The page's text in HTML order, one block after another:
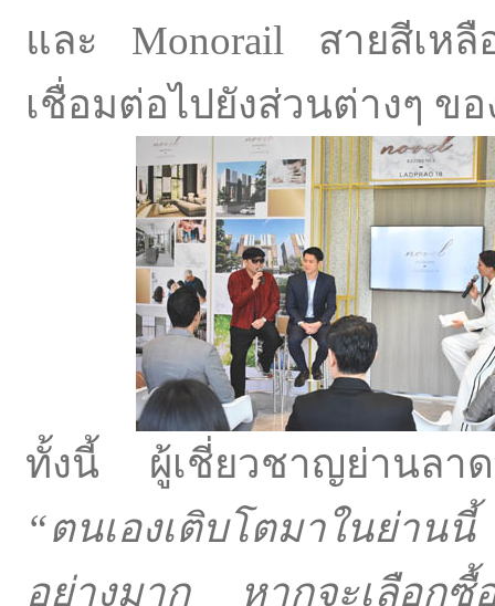
และ Monorail สายสีเหลื
เชื่อมต่อไปยังส่วนต่างๆ ข
ทั้งนี้ ผู้เชี่ยวชาญย่านลา
“ตนเองเติบโตมาในย่า
อย่างมาก หากจะเลือกซื้